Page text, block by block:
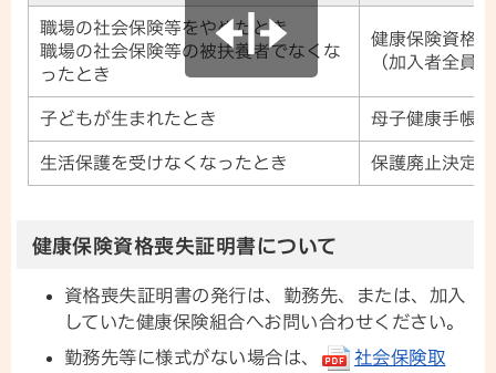
職場の社会保険等をやめたとき
職場の社会保険等の被扶養者でなくな
ったとき
健康保険資格
（加入者全員
子どもが生まれたとき 母子健康手帳
生活保護を受けなくなったとき 保護廃止決定
健康保険資格喪失証明書について
資格喪失証明書の発行は、勤務先、または、加入
していた健康保険組合へお問い合わせください。
勤務先等に様式がない場合は、
社会保険取